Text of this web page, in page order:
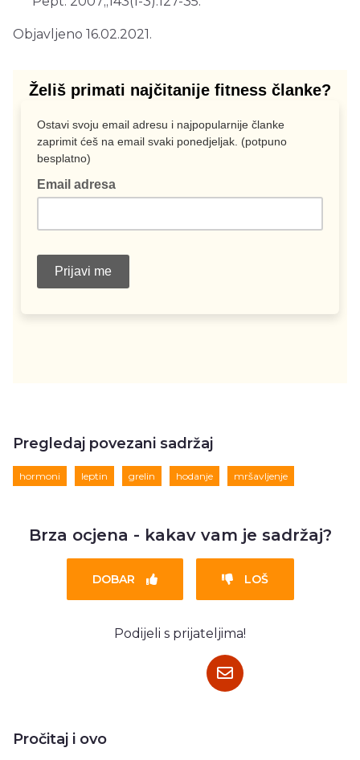
Objavljeno 16.02.2021.
Pregledaj povezani sadržaj
hormoni leptin grelin hodanje mršavljenje
Brza ocjena - kakav vam je sadržaj?
DOBAR LOŠ
Podijeli s prijateljima!
Pročitaj i ovo